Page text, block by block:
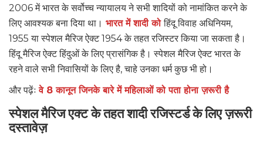
2006 में भारत के सर्वोच्च न्यायालय ने सभी शादियों को नामांकित करने के
लिए आवश्यक बना दिया था। भारत में शादी कोहिंदू विवाह अधिनियम,
1955 या स्पेशल मैरिज ऐक्ट 1954 के तहत रजिस्टर किया जा सकता है।
हिंदू मैरिज ऐक्ट हिंदुओं के लिए प्रासंगिक है। स्पेशल मैरिज ऐक्ट भारत के
रहने वाले सभी निवासियों के लिए है, चाहे उनका धर्म कुछ भी हो।
और पढ़ेंःवे 8 कानून जिनके बारे में महिलाओं को पता होना ज़रूरी है
स्पेशल मैरिज एक्ट के तहत शादी रजिस्टर्ड के लिए ज़रूरी
दस्तावेज़